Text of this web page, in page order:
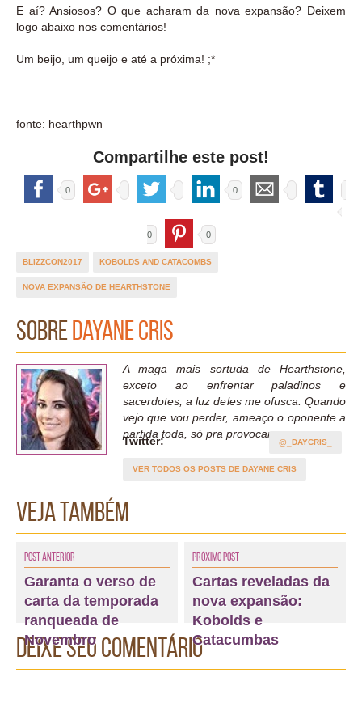
E aí? Ansiosos? O que acharam da nova expansão? Deixem
logo abaixo nos comentários!
Um beijo, um queijo e até a próxima! ;*
fonte: hearthpwn
Compartilhe este post!
0 0
0 0
BLIZZCON2017 KOBOLDS AND CATACOMBS
NOVA EXPANSÃO DE HEARTHSTONE
SobreDayane Cris
A maga mais sortuda de Hearthstone,
exceto ao enfrentar paladinos e
sacerdotes, a luz deles me ofusca. Quando
vejo que vou perder, ameaço o oponente a
partida toda, só pra provocar.
Twitter: @_DAYCRIS_
VER TODOS OS POSTS DE DAYANE CRIS
Veja também
Post Anterior
Garanta o verso de
carta da temporada
ranqueada de
Novembro
Próximo Post
Cartas reveladas da
nova expansão:
Kobolds e
Catacumbas
Deixe seu comentário